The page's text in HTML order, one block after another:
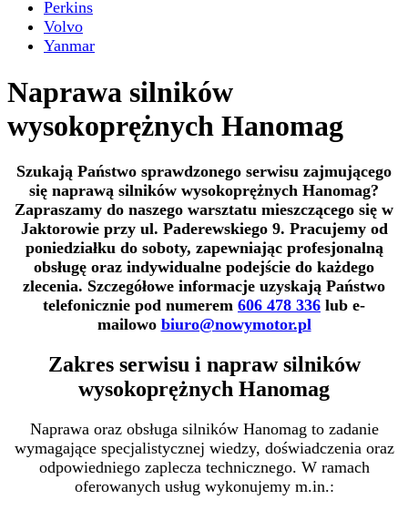
Perkins
Volvo
Yanmar
Naprawa silników
wysokoprężnych Hanomag
Szukają Państwo sprawdzonego serwisu zajmującego
się naprawą silników wysokoprężnych Hanomag?
Zapraszamy do naszego warsztatu mieszczącego się w
Jaktorowie przy ul. Paderewskiego 9. Pracujemy od
poniedziałku do soboty, zapewniając profesjonalną
obsługę oraz indywidualne podejście do każdego
zlecenia. Szczegółowe informacje uzyskają Państwo
telefonicznie pod numerem 606 478 336 lub e-
mailowo biuro@nowymotor.pl
Zakres serwisu i napraw silników
wysokoprężnych Hanomag
Naprawa oraz obsługa silników Hanomag to zadanie
wymagające specjalistycznej wiedzy, doświadczenia oraz
odpowiedniego zaplecza technicznego. W ramach
oferowanych usług wykonujemy m.in.: